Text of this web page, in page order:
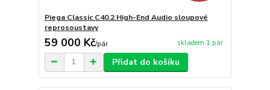
Piega Classic C40.2 High-End Audio sloupové
reprosoustavy
59 000 Kč/pár skladem 1 pár
Přidat do košíku